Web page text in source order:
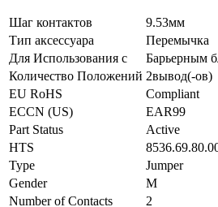
Шаг контактов
9.53мм
Тип аксессуара
Перемычка
Для Использования с
Барьерным
Количество Положений 2вывод(-ов)
EU RoHS
Compliant
ECCN (US)
EAR99
Part Status
Active
HTS
Type
Jumper
Gender
M
Number of Contacts
2